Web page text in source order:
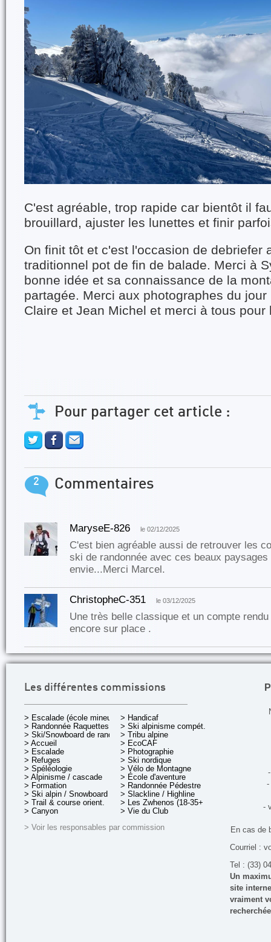
C'est agréable, trop rapide car bientôt il
brouillard, ajuster les lunettes et finir
On finit tôt et c'est l'occasion de debriefer
traditionnel pot de fin de balade. Merci à
bonne idée et sa connaissance de la
partagée. Merci aux photographes du
Claire et Jean Michel et merci à tous
Pour partager cet article :
2 Commentaires
MaryseE-826 le 02/12/2025
C'est bien agréable aussi de retrouver les
ski de randonnée avec ces beaux paysages
envie...Merci Marcel.
ChristopheC-351 le 03/12/2025
Une très belle classique et un compte
encore sur place .
Les différentes commissions
> Escalade (école mineurs)
> Randonnée Raquettes
> Ski/Snowboard de rando.
> Accueil
> Escalade
> Refuges
> Spéléologie
> Alpinisme / cascade
> Formation
> Ski alpin / Snowboard
> Trail & course orient.
> Canyon
> Handicaf
> Ski alpinisme compét.
> Tribu alpine
> EcoCAF
> Photographie
> Ski nordique
> Vélo de Montagne
> École d'aventure
> Randonnée Pédestre
> Slackline / Highline
> Les Zwhenos (18-35+ ans)
> Vie du Club
> Voir les responsables par commission
-
-
En cas de
Courriel :
Tel : (33)
Un
site
vraiment